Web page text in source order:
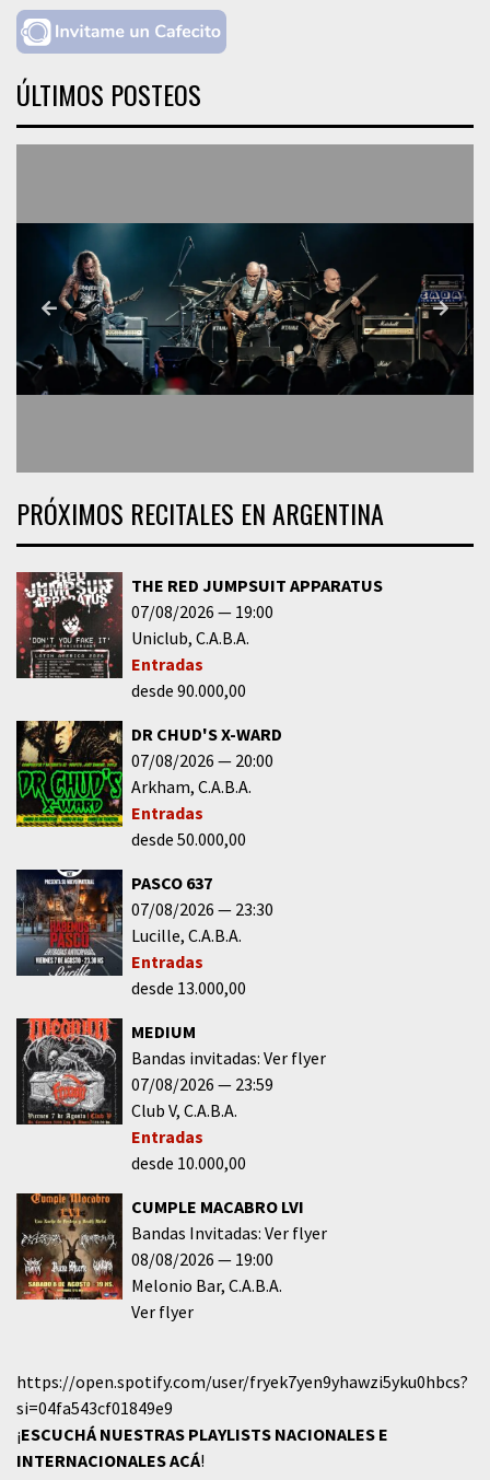
ÚLTIMOS POSTEOS
PRÓXIMOS RECITALES EN ARGENTINA
THE RED JUMPSUIT APPARATUS
07/08/2026
19:00
Uniclub C.A.B.A.
Entradas
desde 90.000,00
DR CHUD'S X-WARD
07/08/2026
20:00
Arkham C.A.B.A.
Entradas
desde 50.000,00
PASCO 637
07/08/2026
23:30
Lucille C.A.B.A.
Entradas
desde 13.000,00
MEDIUM
Bandas invitadas: Ver flyer
07/08/2026
23:59
Club V C.A.B.A.
Entradas
desde 10.000,00
CUMPLE MACABRO LVI
Bandas Invitadas: Ver flyer
08/08/2026
19:00
Melonio Bar C.A.B.A.
Ver flyer
https://open.spotify.com/user/fryek7yen9yhawzi5yku0hbcs?
si=04fa543cf01849e9
¡ESCUCHÁ NUESTRAS PLAYLISTS NACIONALES E
INTERNACIONALESACÁ!